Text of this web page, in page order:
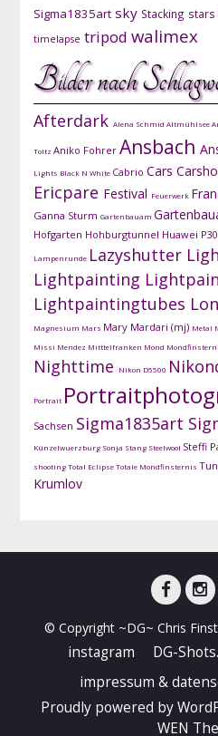
Sigma1835art sky Stacking stars
timelapse tripod walimex
Bilder nach
Afterdark Alena Schmid Altmühlsee
Toltz Aniko Fohrer Ansbach
Lights Black N White Cabrio Cars
Ericpare Festival Feuerwerk
Ganna Sturm Gartenbauam
Hofgarten Hohburgtunnel Huawei P30
Lampenrunde Lazyshutter
Lightpainting
Lightpaintingtubes
Magnesium Mars Mary Mardari (mj) Metal
Missi Mendez Mitttelfranken Mond
Nighttime Nikon D5500
Portrait
Sachsen Sigma1835art
Künzelwuerzburg Sonja Stang Steelwool Steffi
shootingTotal EclipseTotale Mondfinsternis
Krumlov
© Copyright ~DG~ Chris
instagram DG-
impressum &
Proudly powered by
WEN